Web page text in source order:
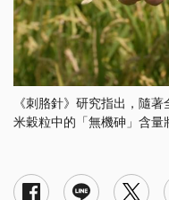
《刺胳針》研究指出，隨
米穀粒中的「無機砷」含量